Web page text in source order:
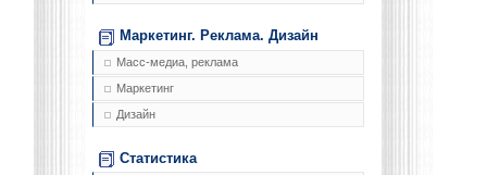
Маркетинг. Реклама. Дизайн
Масс-медиа, реклама
Маркетинг
Дизайн
Статистика